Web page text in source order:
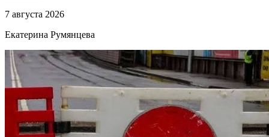
7 августа 2026
Екатерина Румянцева